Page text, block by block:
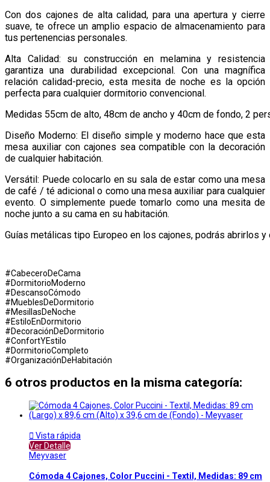
Con dos cajones de alta calidad, para una apertura y cierre
suave, te ofrece un amplio espacio de almacenamiento para
tus pertenencias personales.
Alta Calidad: su construcción en melamina y resistencia
garantiza una durabilidad excepcional. Con una magnífica
relación calidad-precio, esta mesita de noche es la opción
perfecta para cualquier dormitorio convencional.
Medidas 55cm de alto, 48cm de ancho y 40cm de fondo, 2
Diseño Moderno: El diseño simple y moderno hace que esta
mesa auxiliar con cajones sea compatible con la decoración
de cualquier habitación.
Versátil: Puede colocarlo en su sala de estar como una mesa
de café / té adicional o como una mesa auxiliar para cualquier
evento. O simplemente puede tomarlo como una mesita de
noche junto a su cama en su habitación.
Guías metálicas tipo Europeo en los cajones, podrás abrirlos
#CabeceroDeCama
#DormitorioModerno
#DescansoCómodo
#MueblesDeDormitorio
#MesillasDeNoche
#EstiloEnDormitorio
#DecoraciónDeDormitorio
#ConfortYEstilo
#DormitorioCompleto
#OrganizaciónDeHabitación
6 otros productos en la misma categoría:
 Vista rápida
Ver Detalle
Meyvaser
Cómoda 4 Cajones, Color Puccini - Textil, Medidas: 89 cm